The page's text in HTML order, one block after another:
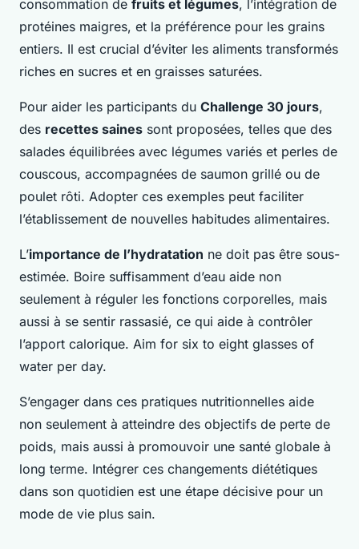
consommation de fruits et légumes, l’intégration de
protéines maigres, et la préférence pour les grains
entiers. Il est crucial d’éviter les aliments transformés
riches en sucres et en graisses saturées.
Pour aider les participants du Challenge 30 jours,
des recettes saines sont proposées, telles que des
salades équilibrées avec légumes variés et perles de
couscous, accompagnées de saumon grillé ou de
poulet rôti. Adopter ces exemples peut faciliter
l’établissement de nouvelles habitudes alimentaires.
L’importance de l’hydratation ne doit pas être sous-
estimée. Boire suffisamment d’eau aide non
seulement à réguler les fonctions corporelles, mais
aussi à se sentir rassasié, ce qui aide à contrôler
l’apport calorique. Aim for six to eight glasses of
water per day.
S’engager dans ces pratiques nutritionnelles aide
non seulement à atteindre des objectifs de perte de
poids, mais aussi à promouvoir une santé globale à
long terme. Intégrer ces changements diététiques
dans son quotidien est une étape décisive pour un
mode de vie plus sain.